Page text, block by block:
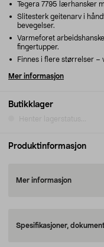
Butikklager
Henter lagerstatus...
Tegera 7795 lærhansker
Slitesterk geitenarv i
bevegelser.
Varmeforet
fingertupper.
Finnes i flere størrelser –
Mer informasjon
Produktinformasjon
Mer informasjon
Spesifikasjoner,